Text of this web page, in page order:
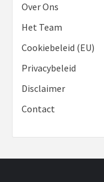
Over Ons
Het Team
Cookiebeleid (EU)
Privacybeleid
Disclaimer
Contact